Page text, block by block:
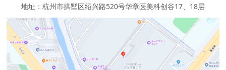
地址：杭州市拱墅区绍兴路520号华章医美科创谷17、18层